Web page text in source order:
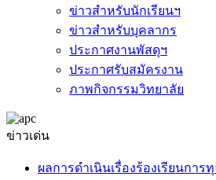
ข่าวสำหรับนักเรียนฯ
ข่าวสำหรับบุคลากร
ประกาศงานพัสดุฯ
ประกาศรับสมัครงาน
ภาพกิจกรรมวิทยาลัย
ข่าวเด่น
ผลการดำเนินเรื่องร้องเรียนการ